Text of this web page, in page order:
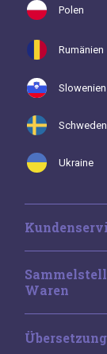
Polen
Rumänien
Slowenien
Schweden
Ukraine
Waren